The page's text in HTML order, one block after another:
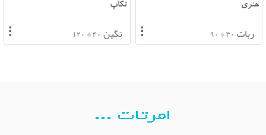
هنری
ربات 30 * 90
⠇
تکاپ
نگین 40 * 120
⠇